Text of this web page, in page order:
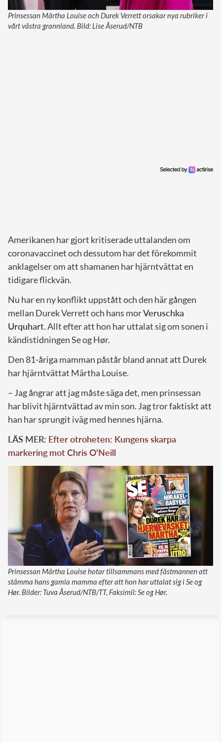
Prinsessan Märtha Louise och Durek Verrett orsakar nya rubriker i
vårt västra grannland. Bild: Lise Åserud/NTB
Amerikanen har gjort kritiserade uttalanden om
coronavaccinet och dessutom har det förekommit
anklagelser om att shamanen har hjärntvättat en
tidigare flickvän.
Nu har en ny konflikt uppstått och den här gången
mellan Durek Verrett och hans morVeruschka
Urquhart. Allt efter att hon har uttalat sig om sonen i
kändistidningen Se og Hør.
Den 81-åriga mamman påstår bland annat att Durek
har hjärntvättat Märtha Louise.
– Jag ångrar att jag måste säga det, men prinsessan
har blivit hjärntvättad av min son. Jag tror faktiskt att
han har sprungit iväg med hennes hjärna.
LÄS MER: Efter otroheten: Kungens skarpa
markering mot Chris O’Neill
Prinsessan Märtha Louise hotar tillsammans med fästmannen att
stämma hans gamla mamma efter att hon har uttalat sig i Se og
Hør. Bilder: Tuva Åserud/NTB/TT, Faksimil: Se og Hør.